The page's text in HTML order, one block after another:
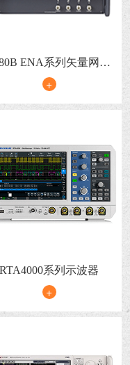
ENA系列矢量网络
分析仪
+
RTA4000系列示波器
+